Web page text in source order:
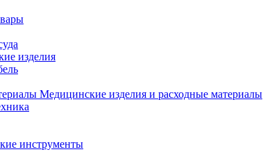
изделия
Медицинские изделия и расходные материалы
инструменты